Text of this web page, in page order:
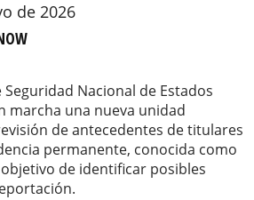
de 2026
Nacional de Estados
marcha una nueva unidad
de antecedentes de titulares
permanente, conocida como
objetivo de identificar posibles